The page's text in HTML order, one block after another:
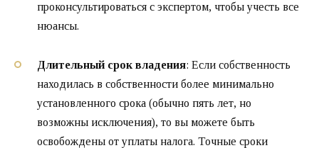
проконсультироваться с экспертом, чтобы учесть все
нюансы.
Длительный срок владения: Если собственность
находилась в собственности более минимально
установленного срока (обычно пять лет, но
возможны исключения), то вы можете быть
освобождены от уплаты налога. Точные сроки